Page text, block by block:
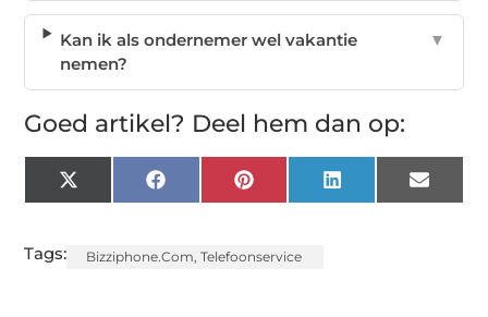
Kan ik als ondernemer wel vakantie
nemen?
▼
Goed artikel? Deel hem dan op:
X
(Twitter)
FacebookPinterest LinkedIn Email
Tags: Bizziphone.com ,Telefoonservice